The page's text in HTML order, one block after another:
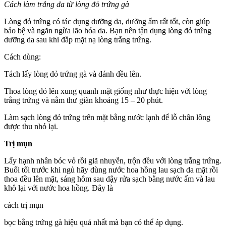
Cách làm trắng da từ lòng đỏ trứng gà
Lòng đỏ trứng có tác dụng dưỡng da, dưỡng ẩm rất tốt, còn giúp
bảo bệ và ngăn ngừa lão hóa da. Bạn nên tận dụng lòng đỏ trứng
dưỡng da sau khi đắp mặt nạ lòng trắng trứng.
Cách dùng:
Tách lấy lòng đỏ trứng gà và đánh đều lên.
Thoa lòng đỏ lên xung quanh mặt giống như thực hiện với lòng
trắng trứng và nằm thư giãn khoảng 15 – 20 phút.
Làm sạch lòng đỏ trứng trên mặt bằng nước lạnh để lỗ chân lông
được thu nhỏ lại.
Trị mụn
Lấy hạnh nhân bóc vỏ rồi giã nhuyễn, trộn đều với lòng trắng trứng.
Buổi tối trước khi ngủ hãy dùng nước hoa hồng lau sạch da mặt rồi
thoa đều lên mặt, sáng hôm sau dậy rửa sạch bằng nước ấm và lau
khô lại với nước hoa hồng. Đây là
cách trị mụn
bọc bằng trứng gà hiệu quả nhất mà bạn có thể áp dụng.